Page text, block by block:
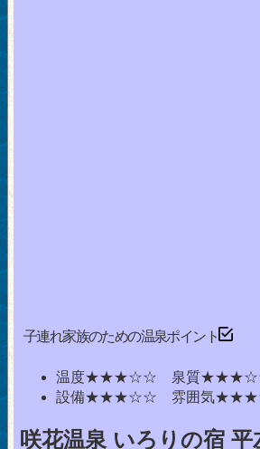
子連れ家族のための温泉ポイント
温度★★★☆☆ 泉質
設備★★★☆☆ 雰囲気
咲花温泉 いろりの宿 平